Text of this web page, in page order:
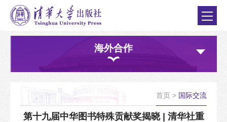
海外合作
首页 > 国际交流
第十九届中华图书特殊贡献奖揭晓 | 清华社重